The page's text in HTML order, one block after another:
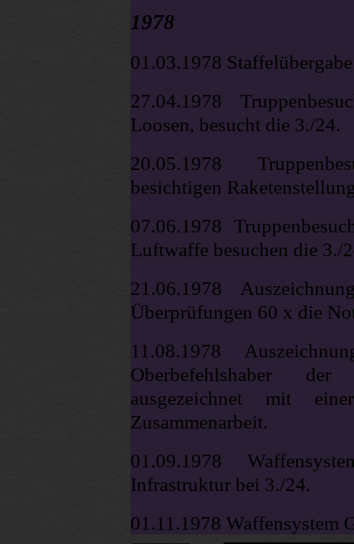
1978
01.03.1978
27.04.1978
Loosen, besucht die 3./24.
20.05.1978
besichtigen
07.06.1978
Luftwaffe besuchen die 3./
21.06.1978
Überprüfungen 60 x die
11.08.1978
Oberbefehlshaber
ausgezeichnet mit
Zusammenarbeit.
01.09.1978
Infrastruktur bei 3./24.
01.11.1978 Waffensystem